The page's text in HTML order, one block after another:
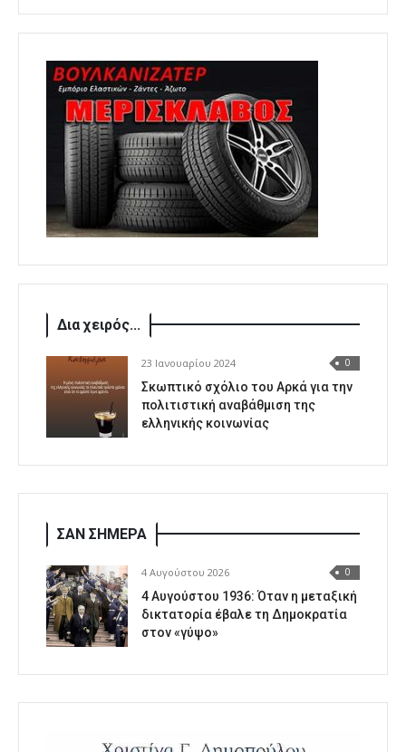
Δια χειρός...
23 Ιανουαρίου 2024 0
Σκωπτικό σχόλιο του Αρκά για την
πολιτιστική αναβάθμιση της
ελληνικής κοινωνίας
ΣΑΝ ΣΗΜΕΡΑ
4 Αυγούστου 2026 0
4 Αυγούστου 1936: Όταν η μεταξική
δικτατορία έβαλε τη Δημοκρατία
στον «γύψο»